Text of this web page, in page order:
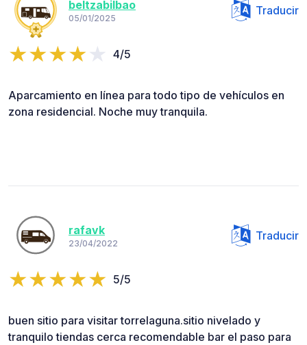
beltzabilbao
05/01/2025
Traducir
4/5
Aparcamiento en línea para todo tipo de vehículos en
zona residencial. Noche muy tranquila.
rafavk
23/04/2022
Traducir
5/5
buen sitio para visitar torrelaguna.sitio nivelado y
tranquilo tiendas cerca recomendable bar el paso para